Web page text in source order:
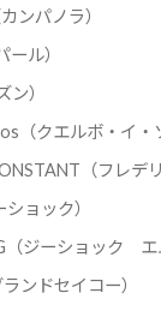
ンパノラ）
ル）
）
（クエルボ・イ・
（フレデ
ョック）
ジーショック エ
ンドセイコー）